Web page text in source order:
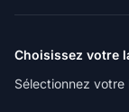
Choisissez votre
Sélectionnez